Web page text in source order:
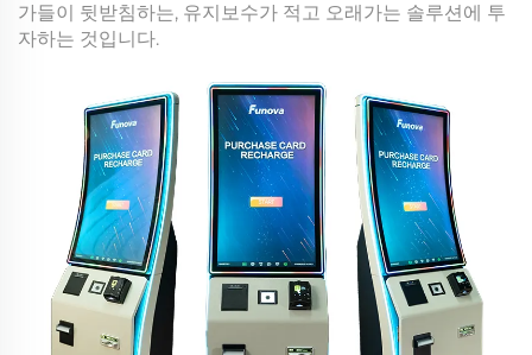
가들이 뒷받침하는, 유지보수가 적고 오래가는 솔루션에 투
자하는 것입니다.